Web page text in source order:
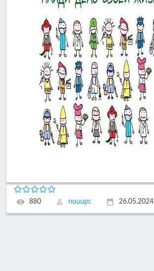
880 nouupc 26.05.2024